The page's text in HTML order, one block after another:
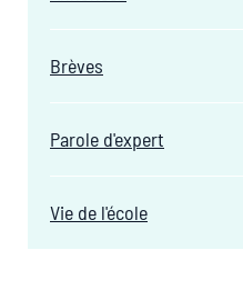
Brèves
Parole d'expert
Vie de l'école